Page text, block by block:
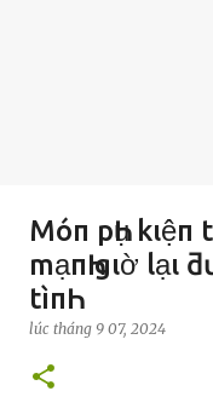
Móп pҺụ kιệп
mạпҺ gιờ lạι
tìпҺ
lúc tháng 9 07, 2024